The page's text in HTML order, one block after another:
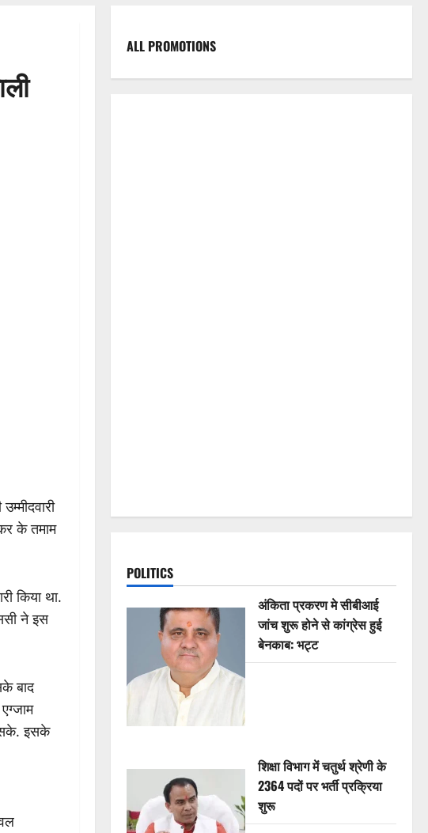
के तमाम
किया था.
ने इस
बाद
सके. इसके
ALL PROMOTIONS
POLITICS
अंकिता प्रकरण मे सीबीआई
जांच शुरू होने से कांग्रेस हुई
बेनकाब: भट्ट
शिक्षा विभाग में चतुर्थ श्रेणी के
2364 पदों पर भर्ती प्रक्रिया
शुरू